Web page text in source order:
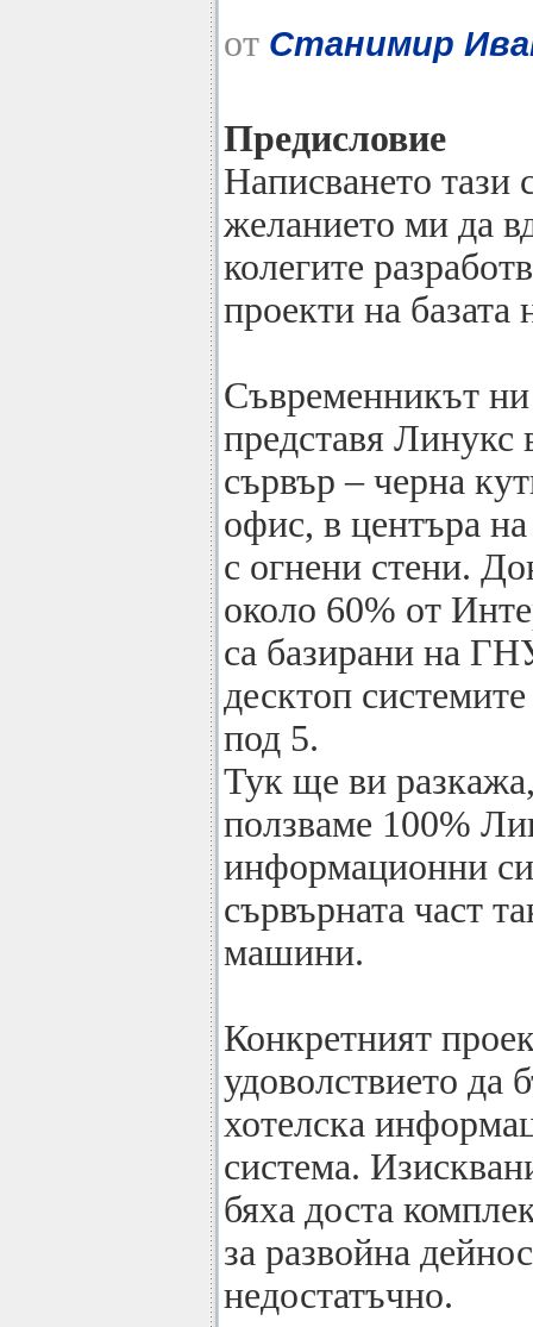
от Станимир
Предисловие
Написването тази
желанието ми да
колегите
проекти на
Съвременникът
представя Линукс
сървър – черна
офис, в центъра
с огнени стени.
около 60% от
са базирани на
десктоп
под 5.
Тук ще ви
ползваме 100%
информационни
сървърната част
машини.
Конкретният
удоволствието да
хотелска
система.
бяха доста
за развойна
недостатъчно.